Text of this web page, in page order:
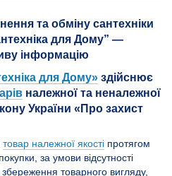
для Дому» здійснює
належної та неналежної
України «Про захист
товар належної якості протягом
за умови відсутності
товарного вигляду,